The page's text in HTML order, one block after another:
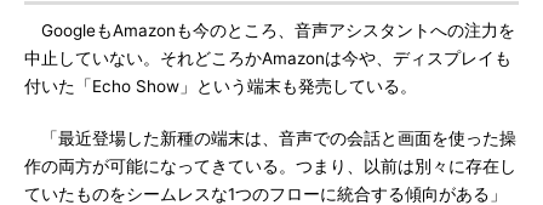
GoogleもAmazonも今のところ、音声アシスタントへの注力を
中止していない。それどころかAmazonは今や、ディスプレイも
付いた「Echo Show」という端末も発売している。
「最近登場した新種の端末は、音声での会話と画面を使った操
作の両方が可能になってきている。つまり、以前は別々に存在し
ていたものをシームレスな1つのフローに統合する傾向がある」